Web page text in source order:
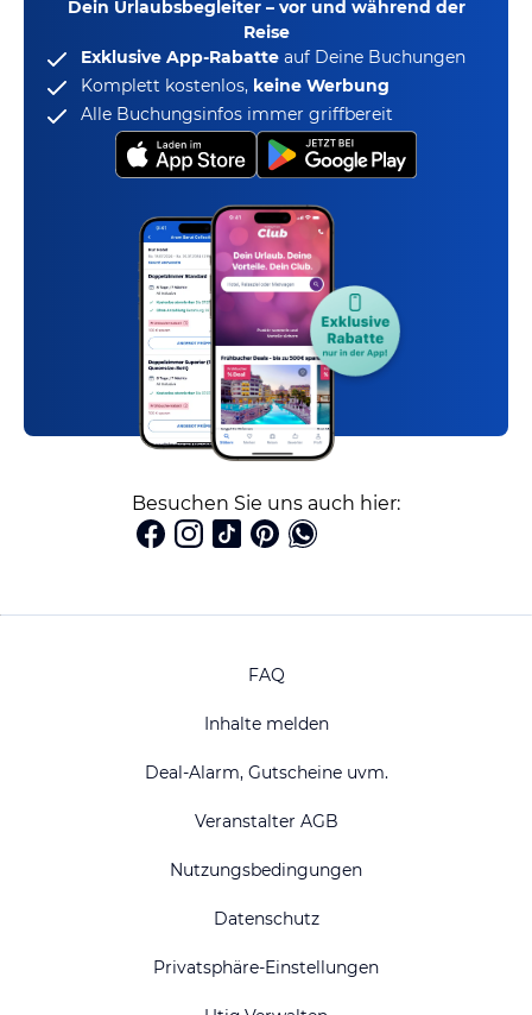
Dein Urlaubsbegleiter – vor und während der
Reise
Exklusive App-Rabatte auf Deine Buchungen
Komplett kostenlos, keine Werbung
Alle Buchungsinfos immer griffbereit
Besuchen Sie uns auch hier:
FAQ
Inhalte melden
Deal-Alarm, Gutscheine uvm.
Veranstalter AGB
Nutzungsbedingungen
Datenschutz
Privatsphäre-Einstellungen